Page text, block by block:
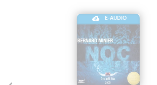
E-AUDIO